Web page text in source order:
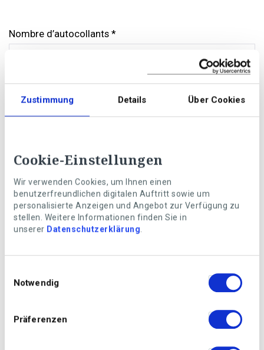
Zustimmung Details Über Cookies
Cookie-Einstellungen
Wir verwenden Cookies, um Ihnen einen
benutzerfreundlichen digitalen Auftritt sowie um
personalisierte Anzeigen und Angebot zur Verfügung zu
stellen. Weitere Informationen finden Sie in
unserer Datenschutzerklärung.
Notwendig
Präferenzen
Nombre d’autocollants
Qu’appréciez-vous particulièrement dans la publicité
adressée ?
Prénom